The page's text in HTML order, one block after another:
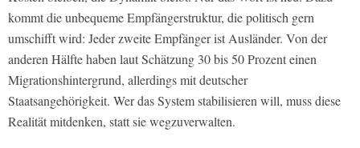
kommt die unbequeme Empfängerstruktur, die politisch gern
umschifft wird: Jeder zweite Empfänger ist Ausländer. Von der
anderen Hälfte haben laut Schätzung 30 bis 50 Prozent einen
Migrationshintergrund, allerdings mit deutscher
Staatsangehörigkeit. Wer das System stabilisieren will, muss diese
Realität mitdenken, statt sie wegzuverwalten.